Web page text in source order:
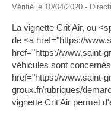
Vérifié le 10/04/2020 -
La vignette Crit'Air, ou
de <a href="https://
href="https://www.saint-
véhicules sont
href="https://www.saint-
groux.fr/rubriques/
vignette Crit'Air permet